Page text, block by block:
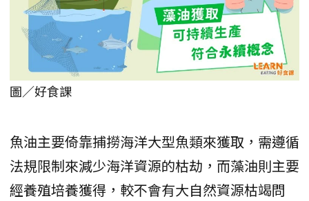
圖／好食課
魚油主要倚靠捕撈海洋大型魚類來獲取，需遵循
法規限制來減少海洋資源的枯劫，而藻油則主要
經養殖培養獲得，較不會有大自然資源枯竭問